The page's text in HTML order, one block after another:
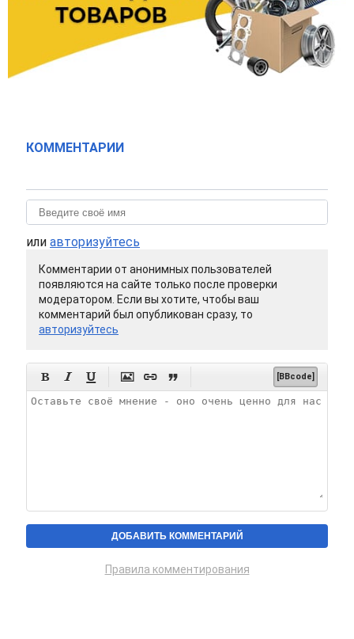
КОММЕНТАРИИ
или авторизуйтесь
Комментарии от анонимных пользователей
появляются на сайте только после проверки
модератором. Если вы хотите, чтобы ваш
комментарий был опубликован сразу, то
авторизуйтесь
      [BBcode]
Правила комментирования